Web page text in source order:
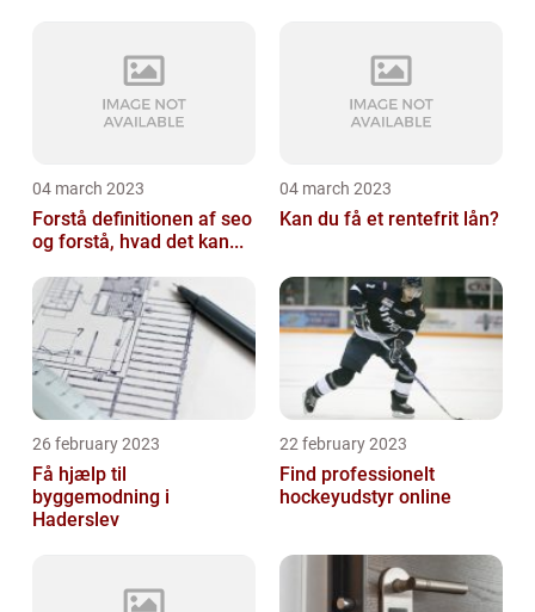
04 march 2023
Forstå definitionen af seo
og forstå, hvad det kan...
04 march 2023
Kan du få et rentefrit lån?
26 february 2023
Få hjælp til
byggemodning i
Haderslev
22 february 2023
Find professionelt
hockeyudstyr online